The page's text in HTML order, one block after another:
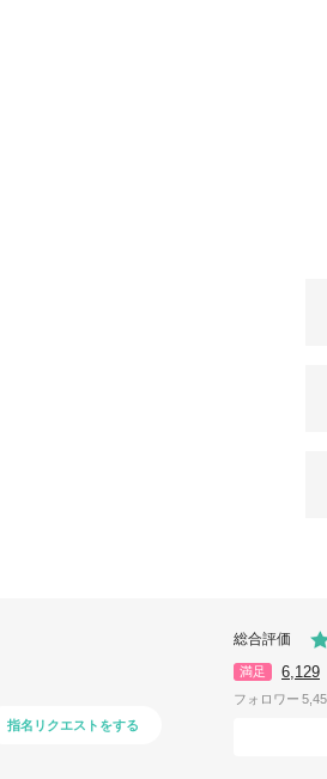
指名リクエストをする
総合評価
満足 6,129
フォロワー